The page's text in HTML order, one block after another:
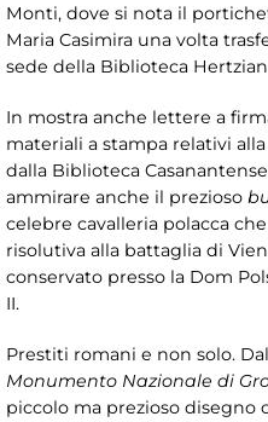
Monti, dove si nota il
Maria Casimira una volta
sede della Biblioteca
In mostra anche lettere a
materiali a stampa relativi
dalla Biblioteca
ammirare anche il prezioso
celebre cavalleria polacca
risolutiva alla battaglia di
conservato presso la Dom
II.
Prestiti romani e non solo.
Monumento Nazionale di
piccolo ma prezioso disegno